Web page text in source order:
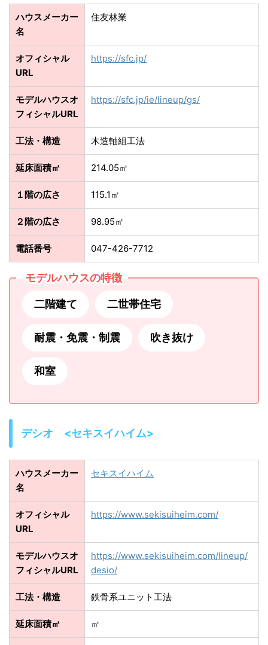
ハウスメーカー
名
住友林業
オフィシャル
URL
https://sfc.jp/
モデルハウスオ
フィシャルURL
https://sfc.jp/ie/lineup/gs/
工法・構造 木造軸組工法
延床面積㎡ 214.05㎡
１階の広さ 115.1㎡
２階の広さ 98.95㎡
電話番号 047-426-7712
モデルハウスの特徴
二階建て 二世帯住宅
耐震・免震・制震 吹き抜け
和室
デシオ <セキスイハイム>
ハウスメーカー
名
セキスイハイム
オフィシャル
URL
https://www.sekisuiheim.com/
モデルハウスオ
フィシャルURL
https://www.sekisuiheim.com/lineup/
desio/
工法・構造 鉄骨系ユニット工法
延床面積㎡ ㎡